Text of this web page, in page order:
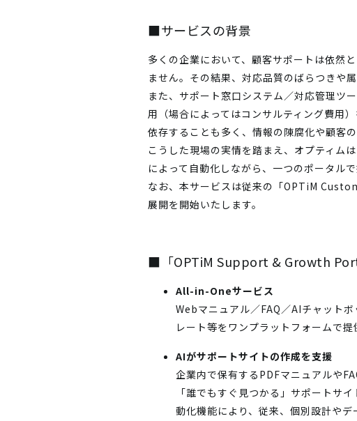
■サービスの背景
多くの企業において、顧客サポートは依然
ません。その結果、対応品質のばらつきや
また、サポート窓口システム／対応管理ツ
用（場合によってはコンサルティング費用
依存することも多く、情報の陳腐化や顧客
こうした現場の実情を踏まえ、オプティ
によって自動化しながら、一つのポータル
なお、本サービスは従来の「OPTiM
展開を開始いたします。
■「OPTiM Support & Growth
All-in-Oneサービス
Webマニュアル／FAQ／AIチャット
レート等をワンプラットフォームで
AIがサポートサイトの作成を支援
企業内で保有するPDFマニュアルや
「誰でもすぐ見つかる」サポートサ
動化機能により、従来、個別設計や